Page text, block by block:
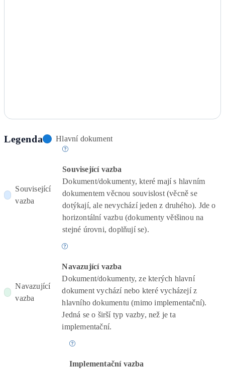
Legenda Hlavní dokument
Související
vazba
Související vazba
Dokument/dokumenty, které mají s hlavním
dokumentem věcnou souvislost (věcně se
dotýkají, ale nevychází jeden z druhého). Jde o
horizontální vazbu (dokumenty většinou na
stejné úrovni, doplňují se).
Navazující
vazba
Navazující vazba
Dokument/dokumenty, ze kterých hlavní
dokument vychází nebo které vycházejí z
hlavního dokumentu (mimo implementační).
Jedná se o širší typ vazby, než je ta
implementační.
Implementační vazba